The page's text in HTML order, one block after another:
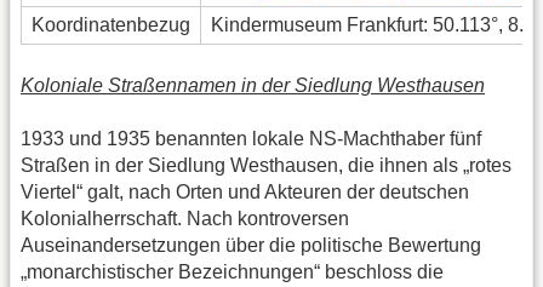
Koordinatenbezug
Kindermuseum Frankfurt: 50.113°,
Koloniale Straßennamen in der Siedlung Westhausen
1933 und 1935 benannten lokale NS-Machthaber fünf
Straßen in der Siedlung Westhausen, die ihnen als „rotes
Viertel“ galt, nach Orten und Akteuren der deutschen
Kolonialherrschaft. Nach kontroversen
Auseinandersetzungen über die politische Bewertung
„monarchistischer Bezeichnungen“ beschloss die